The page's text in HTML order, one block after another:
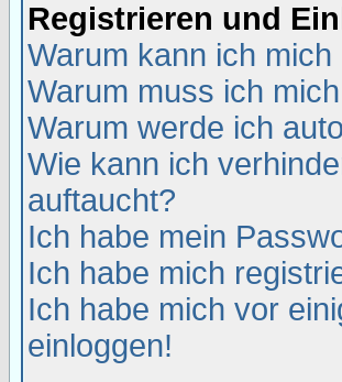
Registrieren und
Warum kann ich
Warum muss ich
Warum werde ich
Wie kann ich
auftaucht?
Ich habe mein
Ich habe mich
Ich habe mich vor
einloggen!